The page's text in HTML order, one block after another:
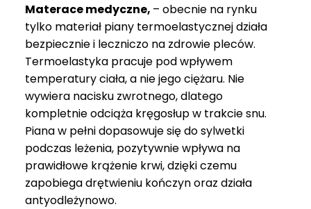
Materace medyczne, – obecnie na rynku
tylko materiał piany termoelastycznej działa
bezpiecznie i leczniczo na zdrowie pleców.
Termoelastyka pracuje pod wpływem
temperatury ciała, a nie jego ciężaru. Nie
wywiera nacisku zwrotnego, dlatego
kompletnie odciąża kręgosłup w trakcie snu.
Piana w pełni dopasowuje się do sylwetki
podczas leżenia, pozytywnie wpływa na
prawidłowe krążenie krwi, dzięki czemu
zapobiega drętwieniu kończyn oraz działa
antyodleżynowo.